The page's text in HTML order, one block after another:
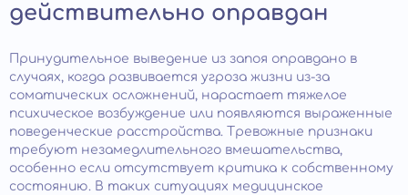
действительно оправдан
Принудительное выведение из запоя оправдано в
случаях, когда развивается угроза жизни из-за
соматических осложнений, нарастает тяжелое
психическое возбуждение или появляются выраженные
поведенческие расстройства. Тревожные признаки
требуют незамедлительного вмешательства,
особенно если отсутствует критика к собственному
состоянию. В таких ситуациях медицинское